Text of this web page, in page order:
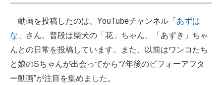
動画を投稿したのは、YouTubeチャンネル 「あずは
な」
さん。普段は柴犬の「花」ちゃん、「あずき」ちゃ
んとの日常を投稿しています。また、以前はワンコたち
と娘のSちゃんが出会ってから“7年後のビフォーアフタ
ー動画”が注目を集めました。